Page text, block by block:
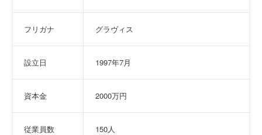
フリガナ グラヴィス
設立日 1997年7月
資本金 2000万円
従業員数 150人